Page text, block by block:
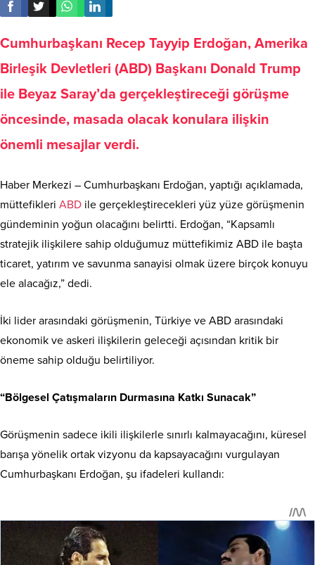
Cumhurbaşkanı Recep Tayyip Erdoğan, Amerika
Birleşik Devletleri (ABD) Başkanı Donald Trump
ile Beyaz Saray’da gerçekleştireceği görüşme
öncesinde, masada olacak konulara ilişkin
önemli mesajlar verdi.
Haber Merkezi – Cumhurbaşkanı Erdoğan, yaptığı açıklamada,
müttefikleri ABD ile gerçekleştirecekleri yüz yüze görüşmenin
gündeminin yoğun olacağını belirtti. Erdoğan, “Kapsamlı
stratejik ilişkilere sahip olduğumuz müttefikimiz ABD ile başta
ticaret, yatırım ve savunma sanayisi olmak üzere birçok konuyu
ele alacağız,” dedi.
İki lider arasındaki görüşmenin, Türkiye ve ABD arasındaki
ekonomik ve askeri ilişkilerin geleceği açısından kritik bir
öneme sahip olduğu belirtiliyor.
“Bölgesel Çatışmaların Durmasına Katkı Sunacak”
Görüşmenin sadece ikili ilişkilerle sınırlı kalmayacağını, küresel
barışa yönelik ortak vizyonu da kapsayacağını vurgulayan
Cumhurbaşkanı Erdoğan, şu ifadeleri kullandı: